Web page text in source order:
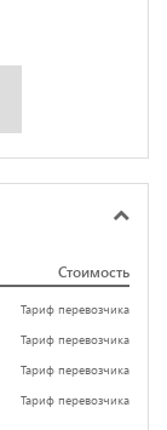
Стоимость
Тариф перевозчика
Тариф перевозчика
Тариф перевозчика
Тариф перевозчика